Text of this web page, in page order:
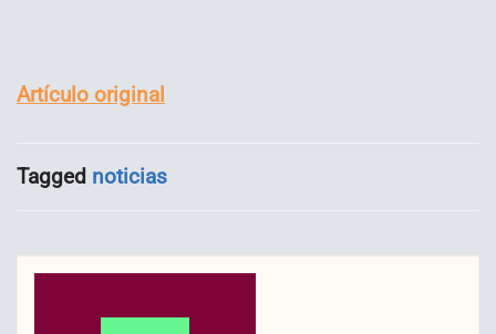
Artículo original
Tagged noticias